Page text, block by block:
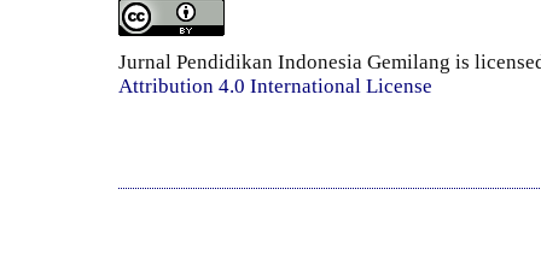
Jurnal Pendidikan Indonesia Gemilang is
Attribution 4.0 International License